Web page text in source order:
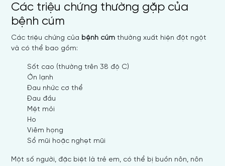
Các triệu chứng thường gặp của
bệnh cúm
Các triệu chứng của bệnh cúm thường xuất hiện đột ngột
và có thể bao gồm:
Sốt cao (thường trên 38 độ C)
Ớn lạnh
Đau nhức cơ thể
Đau đầu
Mệt mỏi
Ho
Viêm họng
Sổ mũi hoặc nghẹt mũi
Một số người, đặc biệt là trẻ em, có thể bị buồn nôn, nôn